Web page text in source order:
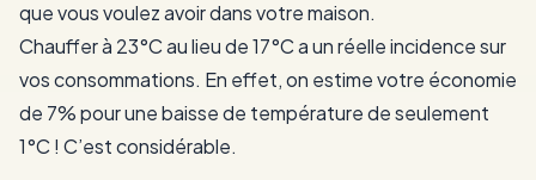
que vous voulez avoir dans votre maison.
Chauffer à 23°C au lieu de 17°C a un réelle incidence sur
vos consommations. En effet, on estime votre économie
de 7% pour une baisse de température de seulement
1°C ! C’est considérable.